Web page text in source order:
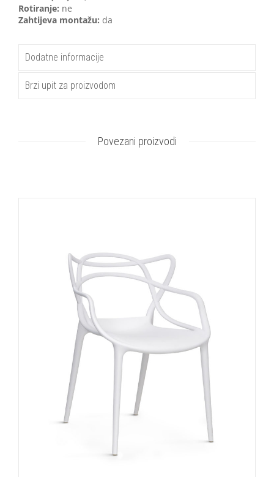
Rotiranje: ne
Zahtijeva montažu: da
Dodatne informacije
Brzi upit za proizvodom
Povezani proizvodi